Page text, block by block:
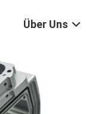
Über Uns